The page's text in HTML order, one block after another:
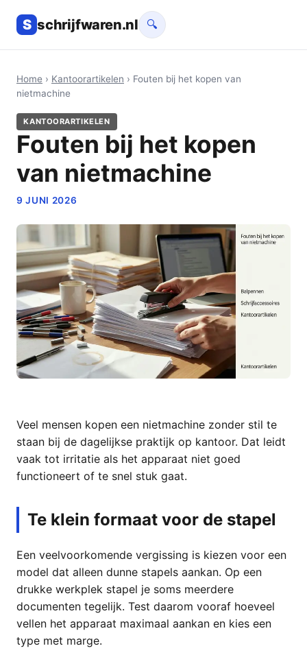
S schrijfwaren.nl 🔍
Home › Kantoorartikelen › Fouten bij het kopen van
nietmachine
KANTOORARTIKELEN
Fouten bij het kopen
van nietmachine
9 JUNI 2026
Veel mensen kopen een nietmachine zonder stil te
staan bij de dagelijkse praktijk op kantoor. Dat leidt
vaak tot irritatie als het apparaat niet goed
functioneert of te snel stuk gaat.
Te klein formaat voor de stapel
Een veelvoorkomende vergissing is kiezen voor een
model dat alleen dunne stapels aankan. Op een
drukke werkplek stapel je soms meerdere
documenten tegelijk. Test daarom vooraf hoeveel
vellen het apparaat maximaal aankan en kies een
type met marge.